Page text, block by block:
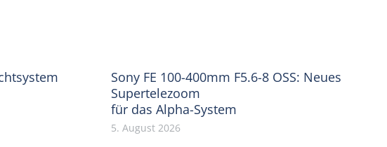
Sony FE 100-400mm F5.6-8 OSS: Neues
Supertelezoom
für das Alpha-System
5. August 2026